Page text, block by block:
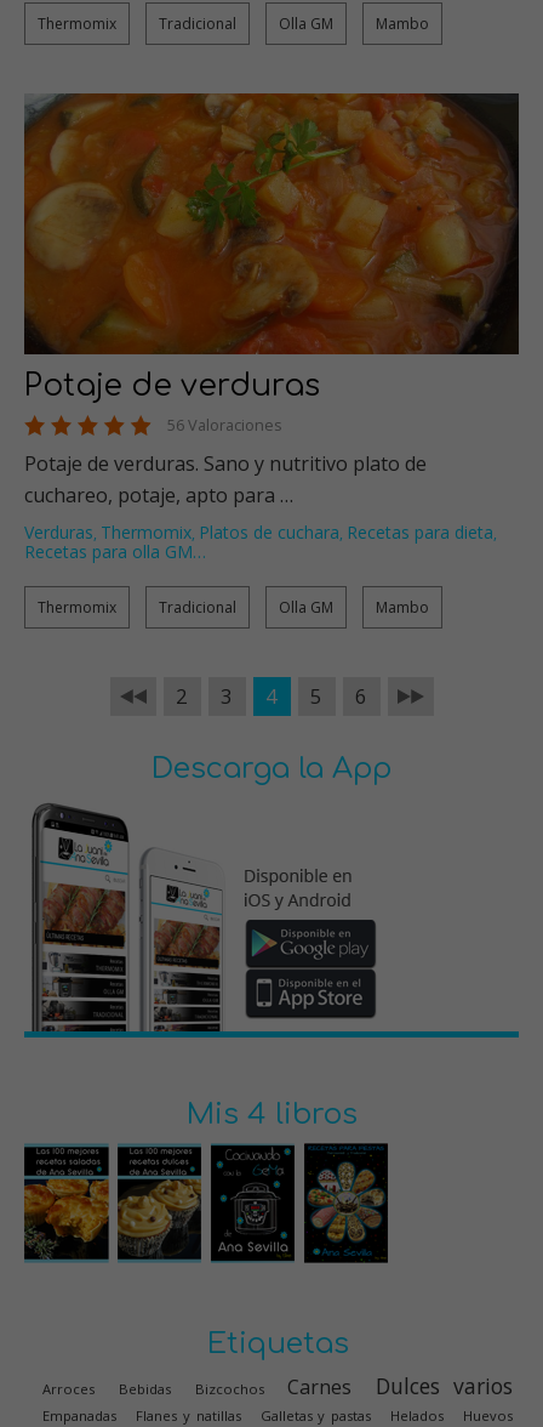
Thermomix Tradicional Olla GM Mambo
Potaje de verduras
56 Valoraciones
Potaje de verduras. Sano y nutritivo plato de
cuchareo, potaje, apto para …
Verduras, Thermomix, Platos de cuchara, Recetas para dieta,
Recetas para olla GM…
Thermomix Tradicional Olla GM Mambo
2 3 4 5 6
Descarga la App
Mis 4 libros
Etiquetas
Arroces Bebidas Bizcochos Carnes Dulces varios
Empanadas Flanes y natillas Galletas y pastas Helados Huevos